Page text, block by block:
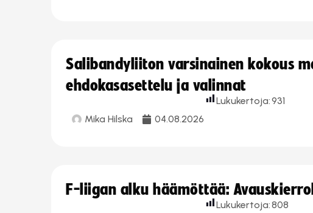
Salibandyliiton varsinainen kokous
ehdokasasettelu ja valinnat
Mika Hilska 04.08.2026
Lukukertoja:931
F-liigan alku häämöttää:
Lukukertoja:808